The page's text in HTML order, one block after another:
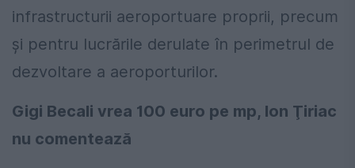
infrastructurii aeroportuare proprii, precum
și pentru lucrările derulate în perimetrul de
dezvoltare a aeroporturilor.
Gigi Becali vrea 100 euro pe mp, Ion Ţiriac
nu comentează